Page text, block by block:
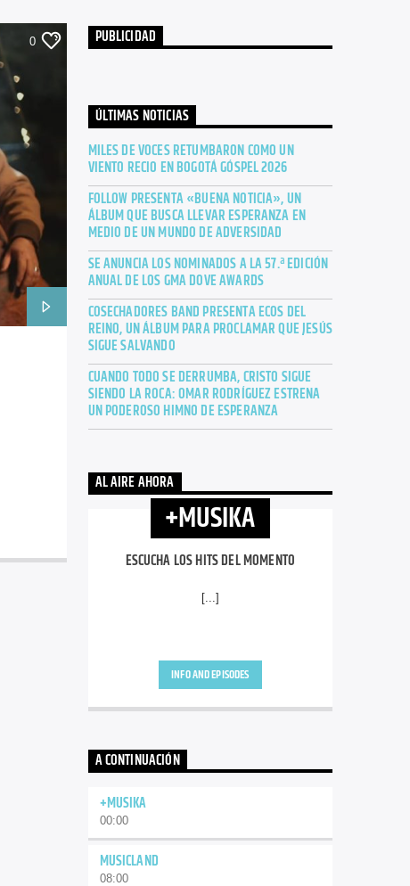
0 PUBLICIDAD
ÚLTIMAS NOTICIAS
MILES DE VOCES RETUMBARON COMO UN
VIENTO RECIO EN BOGOTÁ GÓSPEL 2026
FOLLOW PRESENTA «BUENA NOTICIA», UN
ÁLBUM QUE BUSCA LLEVAR ESPERANZA EN
MEDIO DE UN MUNDO DE ADVERSIDAD
SE ANUNCIA LOS NOMINADOS A LA 57.ª EDICIÓN
ANUAL DE LOS GMA DOVE AWARDS
COSECHADORES BAND PRESENTA ECOS DEL
REINO, UN ÁLBUM PARA PROCLAMAR QUE JESÚS
SIGUE SALVANDO
CUANDO TODO SE DERRUMBA, CRISTO SIGUE
SIENDO LA ROCA: OMAR RODRÍGUEZ ESTRENA
UN PODEROSO HIMNO DE ESPERANZA
AL AIRE AHORA
+MUSIKA
ESCUCHA LOS HITS DEL MOMENTO
[...]
INFO AND EPISODES
A CONTINUACIÓN
+MUSIKA
00:00
MUSICLAND
08:00